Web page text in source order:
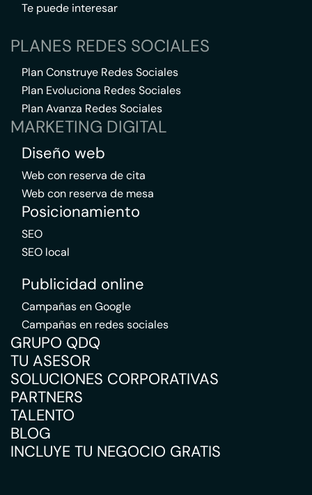
Te puede interesar
PLANES REDES SOCIALES
Plan Construye Redes Sociales
Plan Evoluciona Redes Sociales
Plan Avanza Redes Sociales
MARKETING DIGITAL
Diseño web
Web con reserva de cita
Web con reserva de mesa
Posicionamiento
SEO
SEO local
Publicidad online
Campañas en Google
Campañas en redes sociales
GRUPO QDQ
TU ASESOR
SOLUCIONES CORPORATIVAS
PARTNERS
TALENTO
BLOG
INCLUYE TU NEGOCIO GRATIS